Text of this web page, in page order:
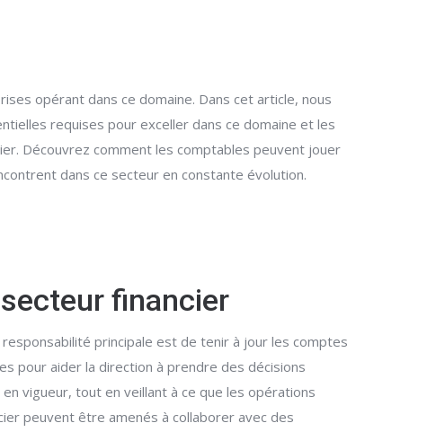
opérant dans ce domaine. Dans cet article, nous
requises pour exceller dans ce domaine et les
Découvrez comment les comptables peuvent jouer
dans ce secteur en constante évolution.
financier
principale est de tenir à jour les comptes
pour aider la direction à prendre des décisions
vigueur, tout en veillant à ce que les opérations
peuvent être amenés à collaborer avec des